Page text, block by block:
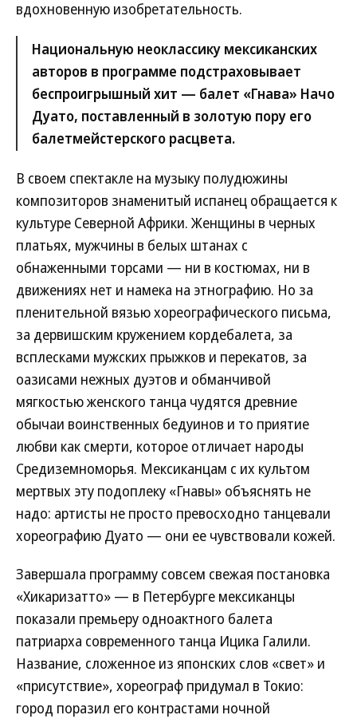
вдохновенную изобретательность.
Национальную неоклассику мексиканских
авторов в программе подстраховывает
беспроигрышный хит — балет «Гнава» Начо
Дуато, поставленный в золотую пору его
балетмейстерского расцвета.
В своем спектакле на музыку полудюжины
композиторов знаменитый испанец обращается к
культуре Северной Африки. Женщины в черных
платьях, мужчины в белых штанах с
обнаженными торсами — ни в костюмах, ни в
движениях нет и намека на этнографию. Но за
пленительной вязью хореографического письма,
за дервишским кружением кордебалета, за
всплесками мужских прыжков и перекатов, за
оазисами нежных дуэтов и обманчивой
мягкостью женского танца чудятся древние
обычаи воинственных бедуинов и то приятие
любви как смерти, которое отличает народы
Средиземноморья. Мексиканцам с их культом
мертвых эту подоплеку «Гнавы» объяснять не
надо: артисты не просто превосходно танцевали
хореографию Дуато — они ее чувствовали кожей.
Завершала программу совсем свежая постановка
«Хикаризатто» — в Петербурге мексиканцы
показали премьеру одноактного балета
патриарха современного танца Ицика Галили.
Название, сложенное из японских слов «свет» и
«присутствие», хореограф придумал в Токио:
город поразил его контрастами ночной